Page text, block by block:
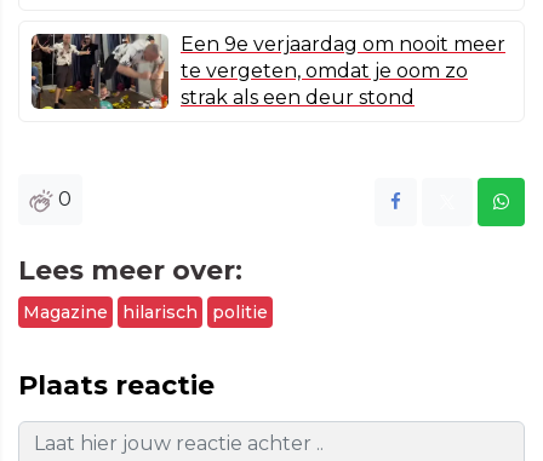
Een 9e verjaardag om nooit meer
te vergeten, omdat je oom zo
strak als een deur stond
0
Lees meer over:
Magazine hilarisch politie
Plaats reactie